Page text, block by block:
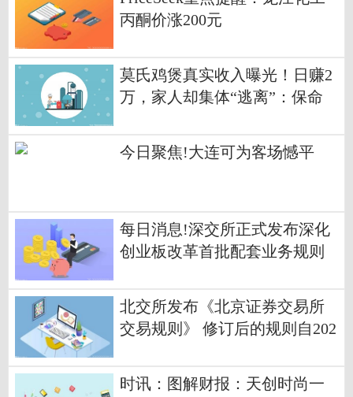
丙酮价涨200元
莫氏鸡煲真实收入曝光！日赚2
万，家人却集体“逃离”：保命
今日聚焦!大连可为客场憾平
每日消息!深交所正式发布深化
创业板改革首批配套业务规则
北交所发布《北京证券交易所
交易规则》 修订后的规则自202
时讯：图解财报：天创时尚一